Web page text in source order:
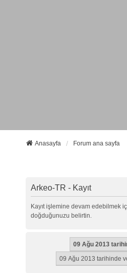
Anasayfa Forum ana sayfa
Arkeo-TR - Kayıt
Kayıt işlemine devam edebilmek
doğduğunuzu belirtin.